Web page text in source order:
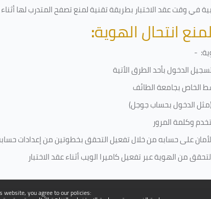
website, you agree to our policies:
في وقت عقد الاختبار بطريقة تقنية لمنع تصفح المتدرب لها أثناء
انتحال الهوية:
: -
الدخول بأحد الطرق الأتية
الخاص بجامعة الطائف
الدخول بحساب جوجل)
وكلمة المرور
على حسابه من خلال تفعيل التحقق بخطوتين من إعدادات
من الهوية عبر تفعيل كاميرا الويب أثناء عقد الاختبار